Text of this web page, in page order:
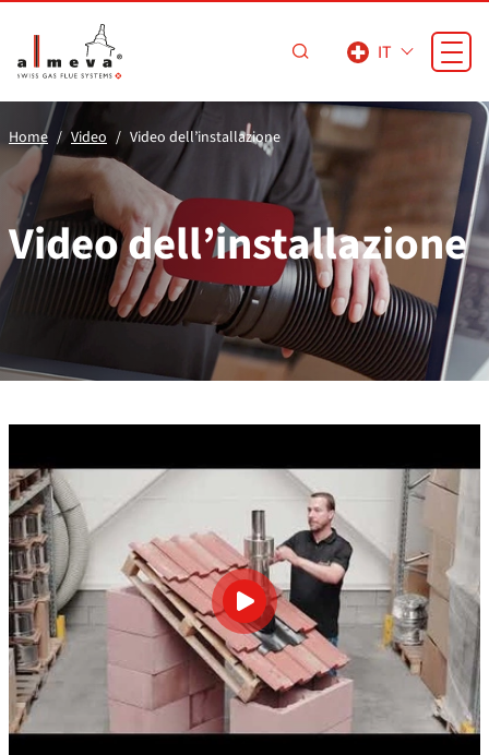
IT
Home Video Video dell’installazione
Video dell’installazione